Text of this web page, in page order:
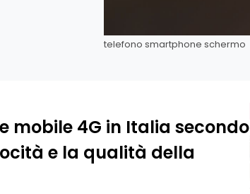
telefono smartphone schermo
mobile 4G in Italia secondo
e la qualità della